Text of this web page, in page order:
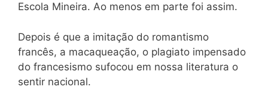
Escola Mineira. Ao menos em parte foi assim.
Depois é que a imitação do romantismo
francês, a macaqueação, o plagiato impensado
do francesismo sufocou em nossa literatura o
sentir nacional.